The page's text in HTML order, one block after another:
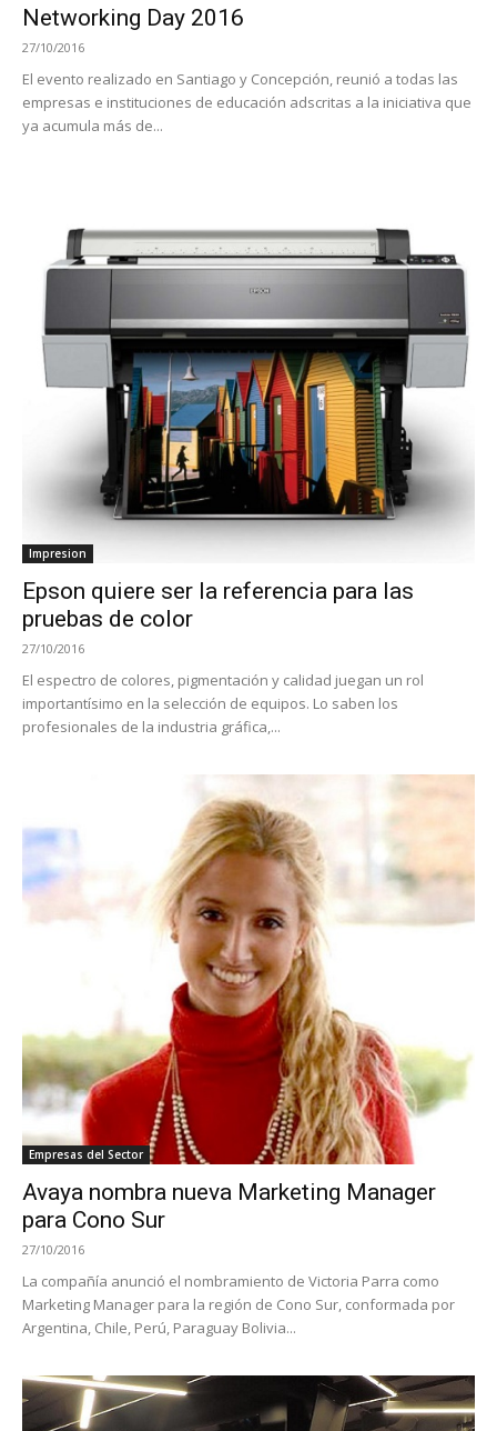
Networking Day 2016
27/10/2016
El evento realizado en Santiago y Concepción, reunió a todas las
empresas e instituciones de educación adscritas a la iniciativa que
ya acumula más de...
Impresion
Epson quiere ser la referencia para las
pruebas de color
27/10/2016
El espectro de colores, pigmentación y calidad juegan un rol
importantísimo en la selección de equipos. Lo saben los
profesionales de la industria gráfica,...
Empresas del Sector
Avaya nombra nueva Marketing Manager
para Cono Sur
27/10/2016
La compañía anunció el nombramiento de Victoria Parra como
Marketing Manager para la región de Cono Sur, conformada por
Argentina, Chile, Perú, Paraguay Bolivia...